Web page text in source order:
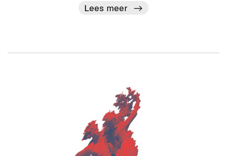
Lees meer